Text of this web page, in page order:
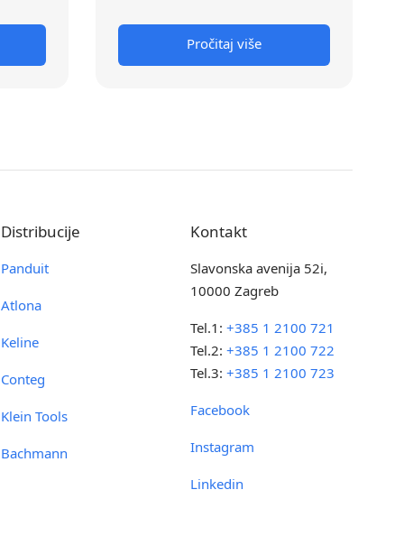
Pročitaj više
Distribucije
Panduit
Atlona
Keline
Conteg
Klein Tools
Bachmann
Kontakt
Slavonska avenija 52i,
10000 Zagreb
Tel.1:+385 1 2100 721
Tel.2:+385 1 2100 722
Tel.3:+385 1 2100 723
Facebook
Instagram
Linkedin